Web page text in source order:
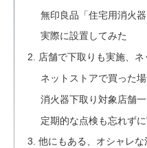
無印良品「住宅用消火
実際に設置してみた
店舗で下取りも実施、ネ
ネットストアで買った
消火器下取り対象店舗
定期的な点検も忘れずに
他にもある、オシャレな